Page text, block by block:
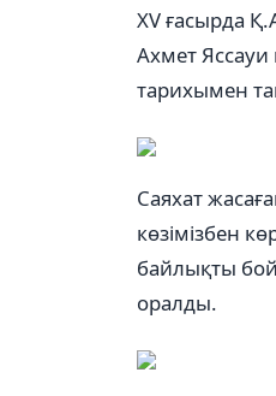
XV ғасырда
Ахмет Яссауи
тарихымен
Саяхат
көзімізбен
байлықты
оралды.